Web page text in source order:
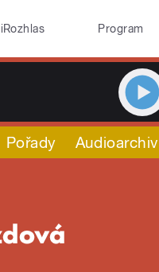
iRozhlas Program
Pořady Audioarchiv